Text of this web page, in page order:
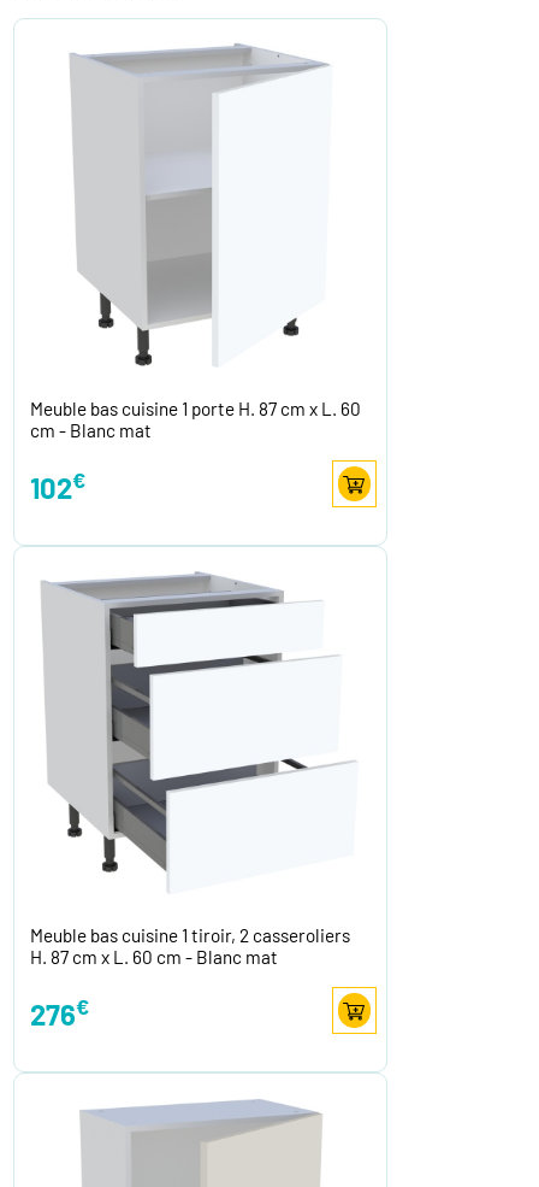
Meuble bas cuisine 1 porte H. 87 cm x L. 60
cm - Blanc mat
102€
Meuble bas cuisine 1 tiroir, 2 casseroliers
H. 87 cm x L. 60 cm - Blanc mat
276€